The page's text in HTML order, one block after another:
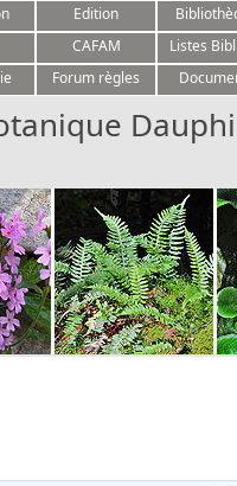
au contenuEdition
CAFAM
Listes
Forum règles